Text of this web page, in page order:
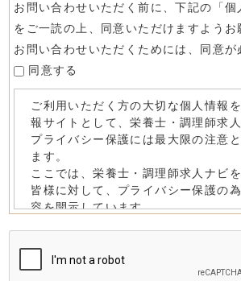
お問い合わせいただく前に、下記の「個
をご一読の上、同意いただけますようお
お問い合わせいただくためには、同意が
同意する